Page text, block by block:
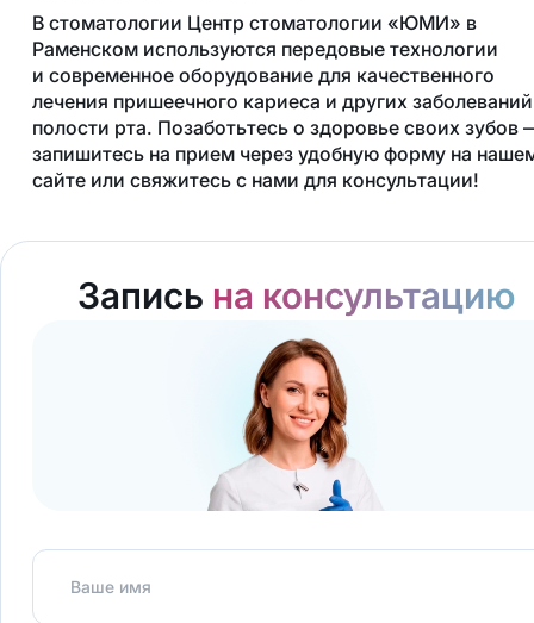
В стоматологии Центр стоматологии «ЮМИ» в
Раменском используются передовые технологии
и современное оборудование для качественного
лечения пришеечного кариеса и других заболеваний
полости рта. Позаботьтесь о здоровье своих зубов
запишитесь на прием через удобную форму на
сайте или свяжитесь с нами для консультации!
Запись на консультацию
Ваше имя